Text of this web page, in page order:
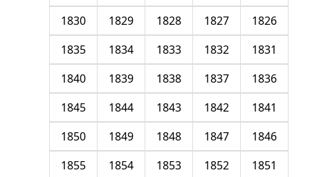
1826
1827
1828
1829
1830
1831
1832
1833
1834
1835
1836
1837
1838
1839
1840
1841
1842
1843
1844
1845
1846
1847
1848
1849
1850
1851
1852
1853
1854
1855